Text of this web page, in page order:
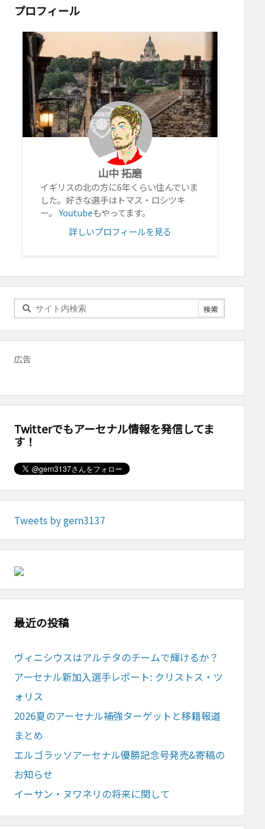
プロフィール
山中 拓磨
イギリスの北の方に6年くらい住んでいま
した。好きな選手はトマス・ロシツキ
ー。Youtubeもやってます。
詳しいプロフィールを見る
広告
Twitterでもアーセナル情報を発信してま
す！
Tweets by gern3137
最近の投稿
ヴィニシウスはアルテタのチームで輝けるか？
アーセナル新加入選手レポート: クリストス・ツ
ォリス
2026夏のアーセナル補強ターゲットと移籍報道
まとめ
エルゴラッソアーセナル優勝記念号発売&寄稿の
お知らせ
イーサン・ヌワネリの将来に関して